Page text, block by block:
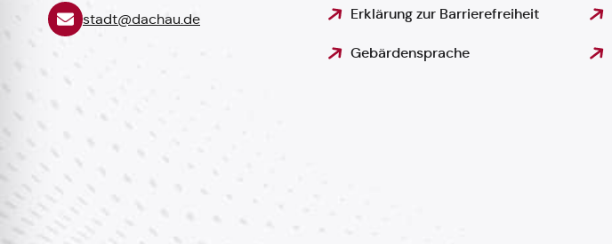
stadt@dachau.de
Erklärung zur Barrierefreiheit
Gebärdensprache